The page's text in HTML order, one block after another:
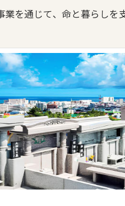
を通じて、命と暮らしを